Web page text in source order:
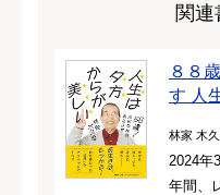
関
８８
す 人
林家 木
2024年
年間、